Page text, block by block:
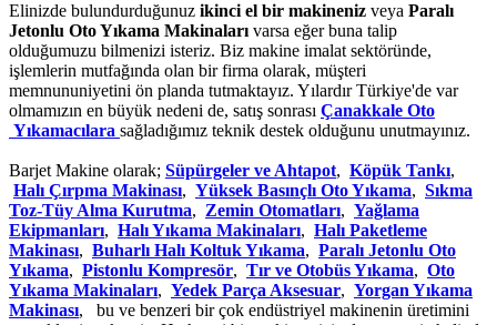
Elinizde bulundurduğunuz ikinci el bir makineniz veya Paralı
Jetonlu Oto Yıkama Makinalarıvarsa eğer buna talip
olduğumuzu bilmenizi isteriz. Biz makine imalat sektöründe,
işlemlerin mutfağında olan bir firma olarak, müşteri
memnununiyetini ön planda tutmaktayız. Yılardır Türkiye'de var
olmamızın en büyük nedeni de, satış sonrası Çanakkale Oto
Yıkamacılara sağladığımız teknik destek olduğunu unutmayınız.
Barjet Makine olarak; Süpürgeler ve Ahtapot, Köpük Tankı,
Halı Çırpma Makinası, Yüksek Basınçlı Oto Yıkama, Sıkma
Toz-Tüy Alma Kurutma, Zemin Otomatları, Yağlama
Ekipmanları, Halı Yıkama Makinaları, Halı Paketleme
Makinası, Buharlı Halı Koltuk Yıkama, Paralı Jetonlu Oto
Yıkama, Pistonlu Kompresör, Tır ve Otobüs Yıkama, Oto
Yıkama Makinaları, Yedek Parça Aksesuar, Yorgan Yıkama
Makinası, bu ve benzeri bir çok endüstriyel makinenin üretimini